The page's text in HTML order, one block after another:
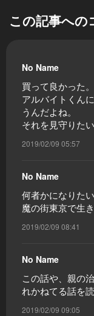
この記事への
No Name
買って良かった。
アルバイトくん
うんだよね。
それを見守りたい
2019/02/09 05:57
No Name
何者かになりた
魔の街東京で生
2019/02/09 08:41
No Name
この話や、親の
れかねてる話を
2019/02/09 09:05